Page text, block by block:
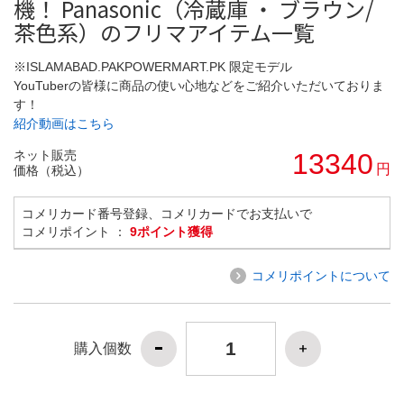
機！ Panasonic（冷蔵庫 ・ ブラウン/
茶色系）のフリマアイテム一覧
※ISLAMABAD.PAKPOWERMART.PK 限定モデル
YouTuberの皆様に商品の使い心地などをご紹介いただいておりま
す！
紹介動画はこちら
ネット販売
価格（税込）
13340 円
コメリカード番号登録、コメリカードでお支払いで
コメリポイント ： 9ポイント獲得
コメリポイントについて
購入個数